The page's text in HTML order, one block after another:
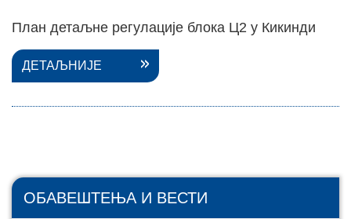
План детаљне регулације блока Ц2 у Кикинди
ДЕТАЉНИЈЕ
ОБАВЕШТЕЊА И ВЕСТИ